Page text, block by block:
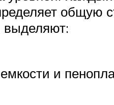
общую
выделяют:
и